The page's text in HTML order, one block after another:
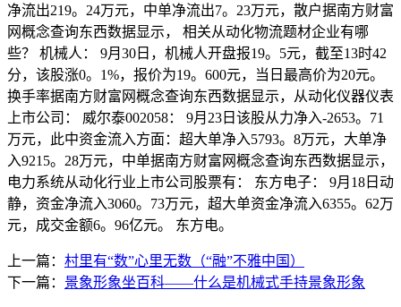
净流出219。24万元，中单净流出7。23万元，散户据南方财富
网概念查询东西数据显示， 相关从动化物流题材企业有哪
些？ 机械人： 9月30日，机械人开盘报19。5元，截至13时42
分，该股涨0。1%，报价为19。600元，当日最高价为20元。
换手率据南方财富网概念查询东西数据显示，从动化仪器仪表
上市公司： 威尔泰002058： 9月23日该股从力净入-2653。71
万元，此中资金流入方面：超大单净入5793。8万元，大单净
入9215。28万元，中单据南方财富网概念查询东西数据显示，
电力系统从动化行业上市公司股票有： 东方电子： 9月18日动
静，资金净流入3060。73万元，超大单资金净流入6355。62万
元，成交金额6。96亿元。 东方电。
上一篇： 村里有“数”心里无数（“融”不雅中国）
下一篇： 景象形象坐百科——什么是机械式手持景象形象